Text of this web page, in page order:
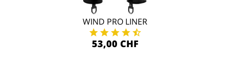
WIND PRO LINER
53,00 CHF